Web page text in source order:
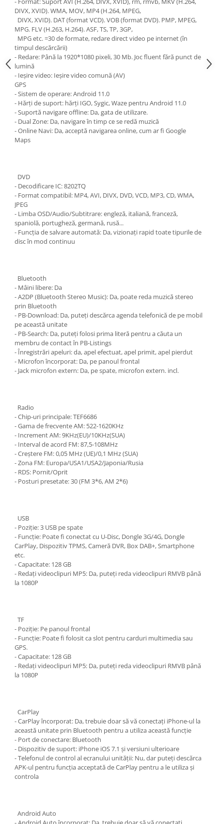
DIVX, XVID). WMA, MOV, MP4 (H.264, MPEG,
DIVX, XVID). DAT (format VCD). VOB (format DVD). PMP, MPEG,
MPG. FLV (H.263, H.264). ASF, TS, TP, 3GP,
MPG etc. =30 de formate, redare direct video pe internet (în
timpul descărcării)
- Redare: Până la 1920*1080 pixeli, 30 Mb. Joc fluent fără punct de
lumină
- Ieșire video: Ieșire video comună (AV)
GPS
- Sistem de operare: Android 11.0
- Hărți de suport: hărți IGO, Sygic, Waze pentru Android 11.0
- Suportă navigare offline: Da, gata de utilizare.
- Dual Zone: Da, navigare în timp ce se redă muzică
- Online Navi: Da, acceptă navigarea online, cum ar fi Google
Maps
DVD
- Decodificare IC: 8202TQ
- Format compatibil: MP4, AVI, DIVX, DVD, VCD, MP3, CD, WMA,
JPEG
- Limba OSD/Audio/Subtitrare: engleză, italiană, franceză,
spaniolă, portugheză, germană, rusă...
- Funcția de salvare automată: Da, vizionați rapid toate tipurile de
disc în mod continuu
Bluetooth
- Mâini libere: Da
- A2DP (Bluetooth Stereo Music): Da, poate reda muzică stereo
prin Bluetooth
- PB-Download: Da, puteți descărca agenda telefonică de pe mobil
pe această unitate
- PB-Search: Da, puteți folosi prima literă pentru a căuta un
membru de contact în PB-Listings
- Înregistrări apeluri: da, apel efectuat, apel primit, apel pierdut
- Microfon încorporat: Da, pe panoul frontal
- Jack microfon extern: Da, pe spate, microfon extern. incl.
Radio
- Chip-uri principale: TEF6686
- Gama de frecvente AM: 522-1620KHz
- Increment AM: 9KHz(EU)/10KHz(SUA)
- Interval de acord FM: 87,5-108MHz
- Creștere FM: 0,05 MHz (UE)/0,1 MHz (SUA)
- Zona FM: Europa/USA1/USA2/Japonia/Rusia
- RDS: Pornit/Oprit
- Posturi presetate: 30 (FM 3*6, AM 2*6)
USB
- Poziție: 3 USB pe spate
- Funcție: Poate fi conectat cu U-Disc, Dongle 3G/4G, Dongle
CarPlay, Dispozitiv TPMS, Cameră DVR, Box DAB+, Smartphone
etc.
- Capacitate: 128 GB
- Redați videoclipuri MP5: Da, puteți reda videoclipuri RMVB până
la 1080P
TF
- Poziție: Pe panoul frontal
- Funcție: Poate fi folosit ca slot pentru carduri multimedia sau
GPS.
- Capacitate: 128 GB
- Redați videoclipuri MP5: Da, puteți reda videoclipuri RMVB până
la 1080P
CarPlay
- CarPlay încorporat: Da, trebuie doar să vă conectați iPhone-ul la
această unitate prin Bluetooth pentru a utiliza această funcție
- Port de conectare: Bluetooth
- Dispozitiv de suport: iPhone iOS 7.1 și versiuni ulterioare
- Telefonul de control al ecranului unității: Nu, dar puteți descărca
APK-ul pentru funcția acceptată de CarPlay pentru a le utiliza și
controla
Android Auto